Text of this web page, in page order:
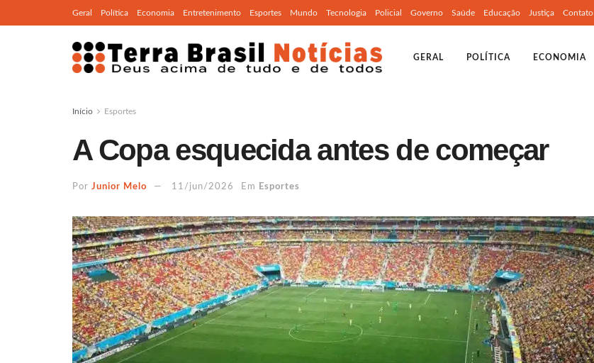
Geral Política Economia Entretenimento Esportes Mundo Tecnologia Policial Governo Saúde Educação Justiça Contato
GERAL POLÍTICA ECONOMIA
Início Esportes
A Copa esquecida antes de começar
Por Junior Melo 11/jun/2026 Em Esportes